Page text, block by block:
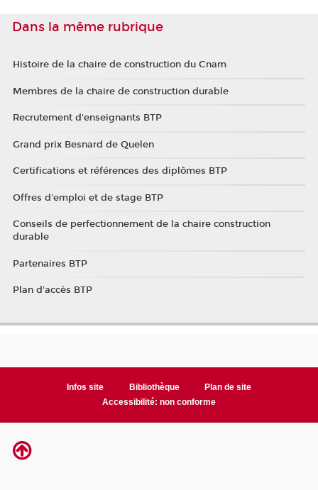
Dans la même rubrique
Histoire de la chaire de construction du Cnam
Membres de la chaire de construction durable
Recrutement d'enseignants BTP
Grand prix Besnard de Quelen
Certifications et références des diplômes BTP
Offres d'emploi et de stage BTP
Conseils de perfectionnement de la chaire construction
durable
Partenaires BTP
Plan d'accès BTP
Infos site Bibliothèque
Plan de site
Accessibilité: non conforme